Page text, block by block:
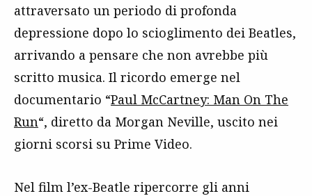
attraversato un periodo di profonda
depressione dopo lo scioglimento dei Beatles,
arrivando a pensare che non avrebbe più
scritto musica. Il ricordo emerge nel
documentario “Paul McCartney: Man On The
Run“, diretto da Morgan Neville, uscito nei
giorni scorsi su Prime Video.
Nel film l’ex-Beatle ripercorre gli anni